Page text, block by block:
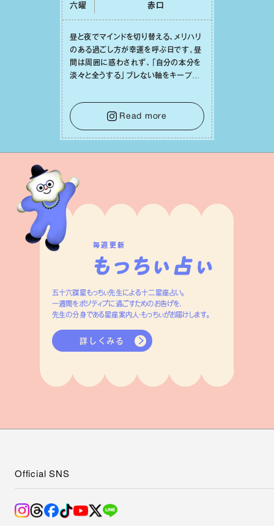
六曜 ⾚⼝
昼と夜でマインドを切り替える、メリハリ
のある過ごし⽅が幸運を呼ぶ⽇です。昼
間は周囲に惑わされず、「⾃分の本分を
淡々と全うする」ブレない軸をキープし
⾔葉に流されないよう、⼼にしっかりブ
レーキをかけること。この意識の切り替
えが、あなたに確かな安⼼感をもたらす
はずです。
Read more
毎週更新
五十六謀星もっちぃ先生による十二星座占い。
一週間をポジティブに過ごすためのお告げを、
先生の分身である星座案内人・もっちぃがお届けします。
詳しくみる
Official SNS